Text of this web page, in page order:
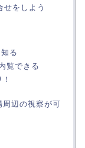
せをしよう
る
覧できる
辺の視察が可